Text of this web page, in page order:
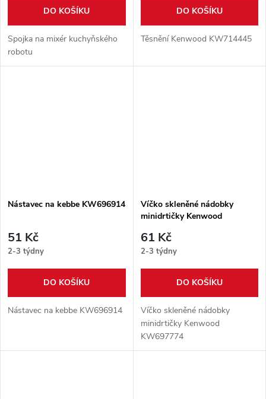
DO KOŠÍKU
Spojka na mixér kuchyňského
robotu
DO KOŠÍKU
Těsnění Kenwood KW714445
Nástavec na kebbe KW696914
51 Kč
2-3 týdny
DO KOŠÍKU
Nástavec na kebbe KW696914
Víčko skleněné nádobky
minidrtičky Kenwood
61 Kč
2-3 týdny
DO KOŠÍKU
Víčko skleněné nádobky
minidrtičky Kenwood
KW697774